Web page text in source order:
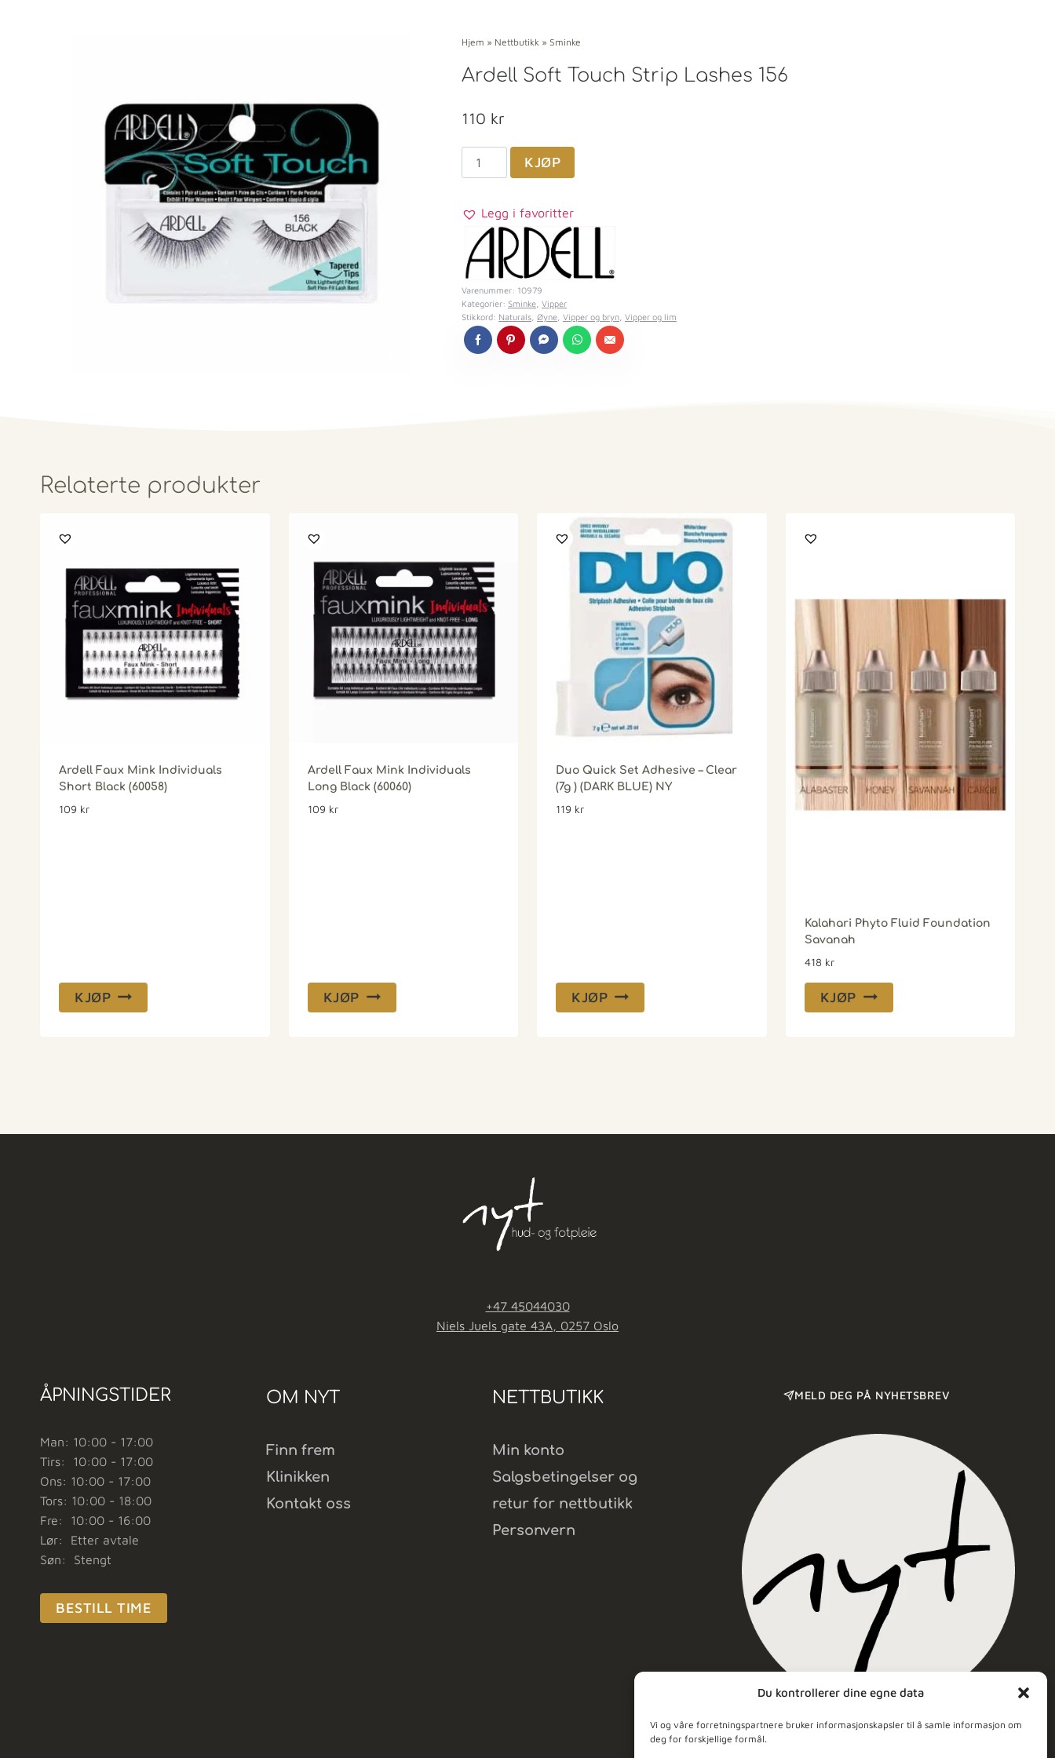
Du kontrollerer dine egne data
Vi og våre forretningspartnere bruker informasjonskapsler til å samle informasjon om
deg for forskjellige formål.
Hjem » Nettbutikk » Sminke
Ardell Soft Touch Strip Lashes 156
110 kr
KJØP
Legg i favoritter
Varenummer: 10979
Kategorier: Sminke Vipper
Stikkord: Naturals Øyne Vipper og bryn Vipper og lim
Relaterte produkter
Ardell Faux Mink Individuals
Short Black (60058)
109 kr
KJØP
Ardell Faux Mink Individuals
Long Black (60060)
109 kr
KJØP
Duo Quick Set Adhesive – Clear
(7g ) (DARK BLUE) NY
119 kr
KJØP
Kalahari Phyto Fluid Foundation
Savanah
418 kr
KJØP
+47 45044030
Niels Juels gate 43A, 0257 Oslo
ÅPNINGSTIDER
Man: 10:00 - 17:00
Tirs: 10:00 - 17:00
Ons: 10:00 - 17:00
Tors: 10:00 - 18:00
Fre: 10:00 - 16:00
Lør: Etter avtale
Søn: Stengt
BESTILL TIME
OM NYT
Finn frem
Klinikken
Kontakt oss
NETTBUTIKK
Min konto
Salgsbetingelser og
retur for nettbutikk
Personvern
MELD DEG PÅ NYHETSBREV
Nyt Hudpleie